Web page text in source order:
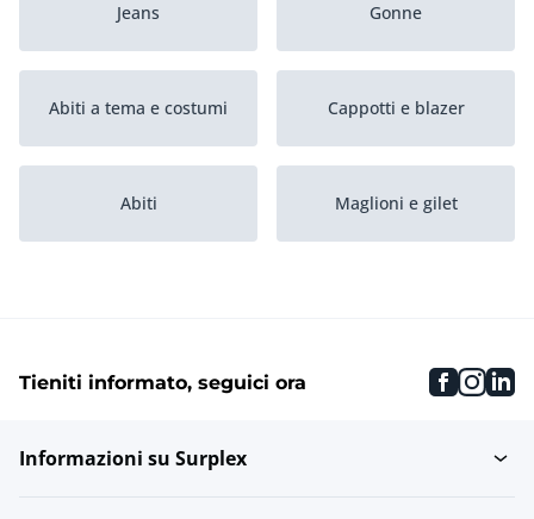
Jeans Gonne
Abiti a tema e costumi Cappotti e blazer
Abiti Maglioni e gilet
Pantaloni Accessori
Tieniti informato, seguici ora
Informazioni su Surplex